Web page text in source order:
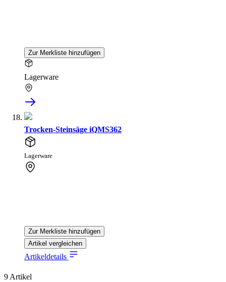
Zur Merkliste hinzufügen
Lagerware
Trocken-Steinsäge iQMS362
Lagerware
Zur Merkliste hinzufügen
Artikel vergleichen
Artikeldetails
9 Artikel